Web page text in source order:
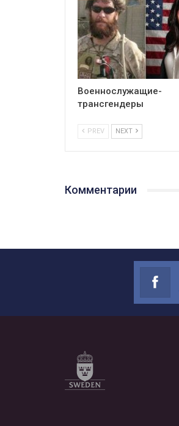
Военнослужащие-
трансгендеры
PREV NEXT
Комментарии